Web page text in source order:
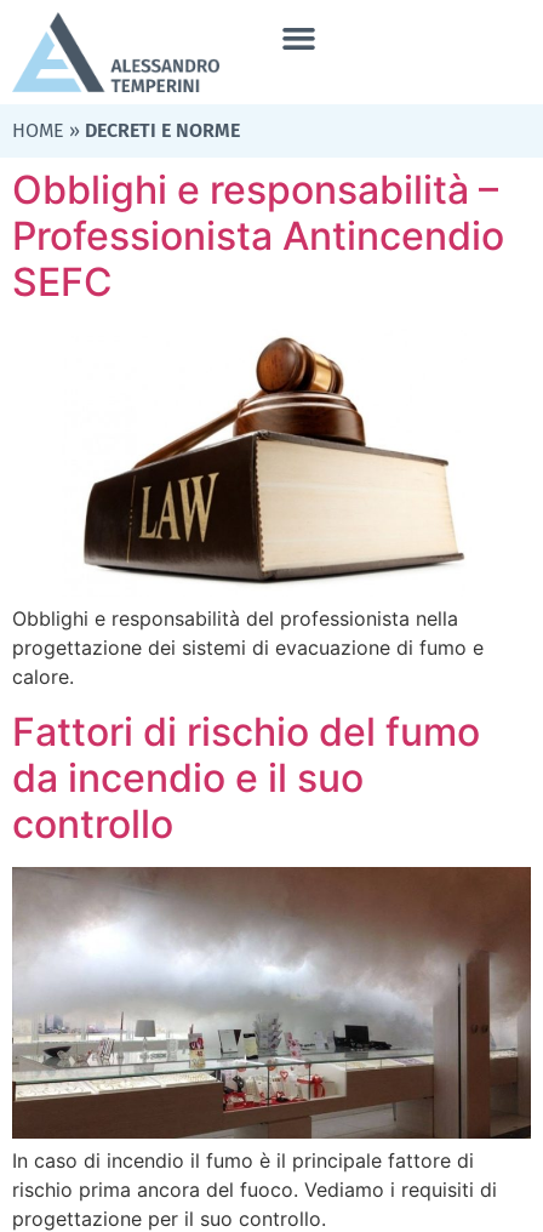
HOME » DECRETI E NORME
Obblighi e responsabilità –
Professionista Antincendio
SEFC
Obblighi e responsabilità del professionista nella
progettazione dei sistemi di evacuazione di fumo e
calore.
Fattori di rischio del fumo
da incendio e il suo
controllo
In caso di incendio il fumo è il principale fattore di
rischio prima ancora del fuoco. Vediamo i requisiti di
progettazione per il suo controllo.